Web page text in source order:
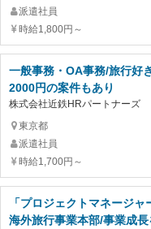
派遣社員
時給1,800円～
一般事務・OA事務/旅行好
2000円の案件もあり
株式会社近鉄HRパートナーズ
東京都
派遣社員
時給1,700円～
「プロジェクトマネージ
海外旅行事業本部/事業成